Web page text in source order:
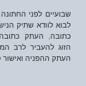
שבועיים לפני
לבוא לוודא שתיק
כתובה, העתק
הזוג להעביר לרב
העתק ההפניה ואישור